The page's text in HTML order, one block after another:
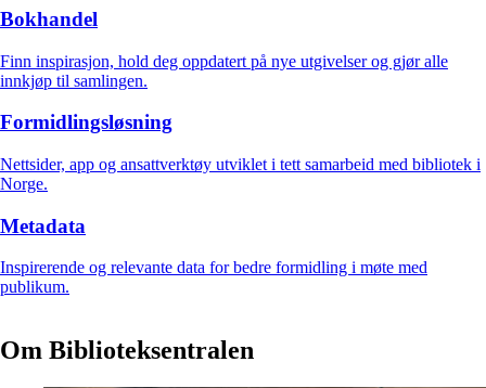
Bokhandel
Finn inspirasjon, hold deg oppdatert på nye utgivelser og gjør alle
innkjøp til samlingen.
Formidlingsløsning
Nettsider, app og ansattverktøy utviklet i tett samarbeid med bibliotek i
Norge.​​​​‌ ‍ ​‍​‍‌‍ ‌ ​‍‌‍‍‌‌‍‌ ‌‍‍‌‌‍ ‍​‍​‍​ ‍‍​‍​‍‌ ​ ‌‍​‌‌‍ ‍‌‍‍‌‌ ‌​‌ ‍‌​‍ ‍‌‍‍‌‌‍ ​‍​‍​‍ ​​‍​‍‌‍‍​‌ ​‍‌‍‌‌‌‍‌‍​‍​‍​ ‍‍​‍​‍​‍ ‌ ​ ‌ ‌​‌ ‌‌‌‍‌​‌‍‍‌‌‍ ​‍ ‌‍‍‌‌‍ ‍‌ ‌​‌‍‌‌‌‍ ‍‌ ‌​​‍ ‌‍‌‌‌‍‌​‌‍‍‌‌ ‌​​‍ ‌‍ ‌‌‍ ‌‍‌​‌‍‌‌​ ‌‌ ​​‌ ​‍‌‍‌‌‌ ​ ‌‍‌‌‌‍ ‍‌ ‌​‌‍​‌‌ ‌​‌‍‍‌‌‍ ‌‍ ‍​ ‍ ‌‍‍‌‌‍‌​​ ‌‌‍‌‌​ ‌‌​ ‌ ​ ​ ​ ​ ​ ​​‌‍​‌​ ​‌​‍ ‌‌‍‌‌​ ‍‌‌‍‌‌‌‍‌‌​‍ ‌​ ‌​​ ​‍​ ‌ ​ ‌‍​‍ ‌‌‍​‍​ ​‌​ ‌​​ ​‌​‍ ‌​ ​‌​ ‌‍‌‍​‍​ ​‌‌‍‌‍‌‍‌‌​ ‍‌​ ​‍​ ‌ ‌‍‌‍‌‍​‌​ ​ ​ ‍ ‌ ‌​‌ ‍‌‌ ​​‌‍‌‌​ ‌‌‍‍‌‌‍ ‌‌‍​‌‌‍‌ ‌‍‌‌‌​ ​‌‍‍‌‌‍ ‍‌‍‍ ‌​‍​‌‍ ‌ ​‍‌‍‍‌‌ ‍‍‌‍ ‌‍ ‍‌ ‌​‌‍​‌‌‍ ​‌​ ​‌‍‍‌‌ ​ ‌ ‌​​ ‍ ‌ ​​‌‍​‌‌ ‌​‌‍‍​​ ‌‌‍‍‌‌ ‌​‌‍‌‌‌‍ ‌‌ ​ ​‍‌‌​ ‌‌‌​​‍‌‌ ‌‍‍ ‌‍‌‌‌ ‍‌​‍‌‌​ ​ ‌​‌​​‍‌‌​ ​ ‌​‌​​‍‌‌​ ​‍​ ​‍​ ​‍‌‍‌‌​ ​‍​ ​‌​ ‌‍‌‍‌‌​ ​‍‌‍​‌​ ‌ ​ ​‌‌‍‌‌‌‍‌​​‍‌‌​ ​‍​ ​‍​‍‌‌​ ‌‌‌​‌​​‍ ‍‌ ​ ‌ ‌‌‌‍​‍‌ ‌​‌‍‍‌‌ ‌​‌‍ ​‌‍‌‌​ ‌‍​‍‌‍​‌‌ ​ ‌‍‌‌‌‌‌‌‌ ​‍‌‍ ​​ ‌​‍‌‌​ ​‍‌​‌‍‌ ​ ‌ ‌​‌ ‌‌‌‍‌​‌‍‍‌‌‍ ​‍‌‍‌‍‍‌‌‍‌​​ ‌‌‍‌‌​ ‌‌​ ‌ ​ ​ ​ ​ ​ ​​‌‍​‌​ ​‌​‍ ‌‌‍‌‌​ ‍‌‌‍‌‌‌‍‌‌​‍ ‌​ ‌​​ ​‍​ ‌ ​ ‌‍​‍ ‌‌‍​‍​ ​‌​ ‌​​ ​‌​‍ ‌​ ​‌​ ‌‍‌‍​‍​ ​‌‌‍‌‍‌‍‌‌​ ‍‌​ ​‍​ ‌ ‌‍‌‍‌‍​‌​ ​ ​‍‌‍‌ ‌​‌ ‍‌‌ ​​‌‍‌‌​ ‌‌‍‍‌‌‍ ‌‌‍​‌‌‍‌ ‌‍‌‌‌​ ​‌‍‍‌‌‍ ‍‌‍‍ ‌​‍​‌‍ ‌ ​‍‌‍‍‌‌ ‍‍‌‍ ‌‍ ‍‌ ‌​‌‍​‌‌‍ ​‌​ ​‌‍‍‌‌ ​ ‌ ‌​​‍‌‍‌ ​​‌‍​‌‌ ‌​‌‍‍​​ ‌‌‍‍‌‌ ‌​‌‍‌‌‌‍ ‌‌ ​ ​‍‌‌​ ‌‌‌​​‍‌‌ ‌‍‍ ‌‍‌‌‌ ‍‌​‍‌‌​ ​ ‌​‌​​‍‌‌​ ​ ‌​‌​​‍‌‌​ ​‍​ ​‍​ ​‍‌‍‌‌​ ​‍​ ​‌​ ‌‍‌‍‌‌​ ​‍‌‍​‌​ ‌ ​ ​‌‌‍‌‌‌‍‌​​‍‌‌​ ​‍​ ​‍​‍‌‌​ ‌‌‌​‌​​‍ ‍‌ ​ ‌ ‌‌‌‍​‍‌ ‌​‌‍‍‌‌ ‌​‌‍ ​‌‍‌‌​‍‌‍‌ ​​‌‍‌‌‌ ​‍‌ ​ ‌ ​​‌‍‌‌‌‍​ ‌ ‌​‌‍‍‌‌ ‌‍‌‍‌‌​ ‌‌ ​​‌ ‌‌‌‍​‍‌‍ ​‌‍‍‌‌ ​ ‌‍‍​‌‍‌‌‌‍‌​​‍​‍‌ ‌
Metadata
Inspirerende og relevante data for bedre formidling i møte med
publikum.
Om Biblioteksentralen